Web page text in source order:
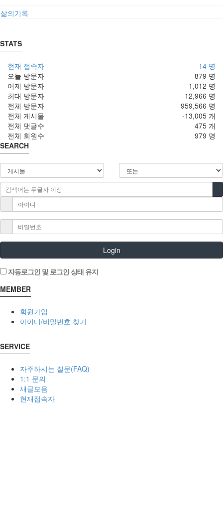
삶의기록
STATS
14 명
현재 접속자
879 명
오늘 방문자
1,012 명
어제 방문자
12,966 명
최대 방문자
959,566 명
전체 방문자
-13,005 개
전체 게시물
475 개
전체 댓글수
979 명
전체 회원수
SEARCH
Login
자동로그인 및 로그인 상태 유지
MEMBER
회원가입
아이디/비밀번호 찾기
SERVICE
자주하시는 질문(FAQ)
1:1 문의
새글모음
현재접속자